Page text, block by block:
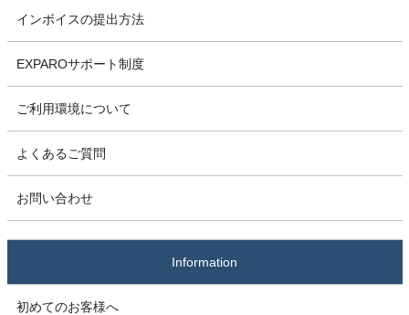
インボイスの提出方法
EXPAROサポート制度
ご利用環境について
よくあるご質問
お問い合わせ
Information
初めてのお客様へ